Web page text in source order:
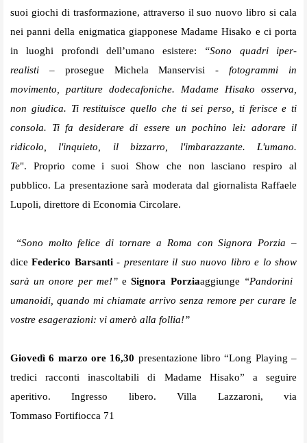
suoi giochi di trasformazione, attraverso il suo nuovo libro si cala
nei panni della enigmatica giapponese Madame Hisako e ci porta
in luoghi profondi dell’umano esistere: “Sono quadri iper-
realisti – prosegue Michela Manservisi -fotogrammi in
movimento, partiture dodecafoniche. Madame Hisako osserva,
non giudica. Ti restituisce quello che ti sei perso, ti ferisce e ti
consola. Ti fa desiderare di essere un pochino lei: adorare il
ridicolo, l'inquieto, il bizzarro, l'imbarazzante. L'umano.
Te". Proprio come i suoi Show che non lasciano respiro al
pubblico. La presentazione sarà moderata dal giornalista Raffaele
Lupoli, direttore di Economia Circolare.
“Sono molto felice di tornare a Roma con Signora Porzia –
diceFederico Barsanti- presentare il suo nuovo libro e lo show
sarà un onore per me!”eSignora Porziaaggiunge “Pandorini
umanoidi, quando mi chiamate arrivo senza remore per curare le
vostre esagerazioni: vi amerò alla follia!”
Giovedì 6 marzo ore 16,30 presentazione libro “Long Playing –
tredici racconti inascoltabili di Madame Hisako” a seguire
aperitivo. Ingresso libero. Villa Lazzaroni, via
Tommaso Fortifiocca 71